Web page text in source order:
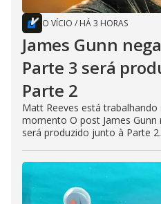
O VÍCIO / HÁ 3 HORAS
James Gunn
Parte 3 será
Parte 2
Matt Reeves está
momento O post James
será produzido junto à Parte